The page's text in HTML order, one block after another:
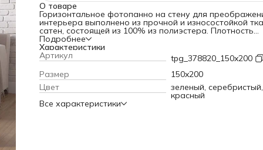
О товаре
Горизонтальное фотопанно на стену для
интерьера выполнено из прочной и износостойкой
сатен, состоящей из 100% из полиэстера. Плотность
материала 175 гр/кв.м, что гарантирует его прочность
долговечность. Баннер можно стирать при
градусов (деликатный режим). Современные
печати обеспечивают яркость и насыщенность цветов
плаката. Текстильное полотно крепится к стене с
петель, расположенных по углам изделия. Для этого
использовать саморезы, кнопки или гвоздики, которые
входят в комплект. Тканевое панно можно вешать
праздник или фотосессию, а также в качества декора
Подробнее
Характеристики
Артикул
tpg_378820_150x200
Размер
150x200
Цвет
зеленый, серебристый,
красный
Все характеристики